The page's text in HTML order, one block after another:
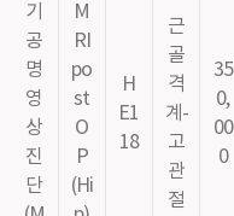
기
공
명
영
상
진
단
M
RI
po
st
O
P
(Hi
H
E1
18
근
골
격
계-
고
관
절
35
0,
00
0